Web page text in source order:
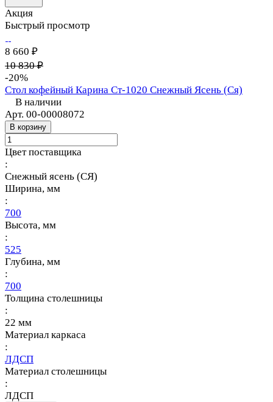
Акция
Быстрый просмотр
8 660 ₽
10 830 ₽
-20%
Стол кофейный Карина Ст-1020 Снежный Ясень (Ся)
В наличии
Арт. 00-00008072
В корзину
Цвет поставщика
:
Снежный ясень (СЯ)
Ширина, мм
:
700
Высота, мм
:
525
Глубина, мм
:
700
Толщина столешницы
:
22 мм
Материал каркаса
:
ЛДСП
Материал столешницы
:
ЛДСП